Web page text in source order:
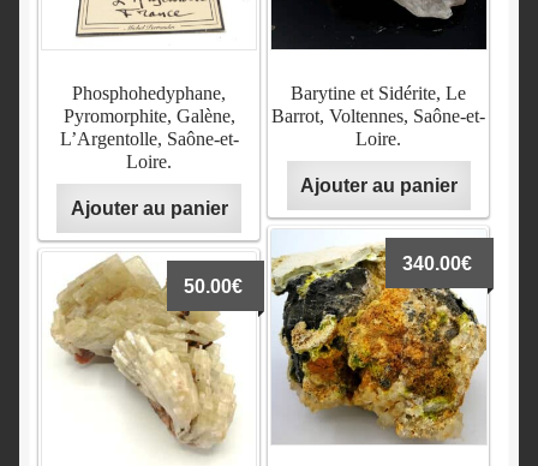
Phosphohedyphane,
Pyromorphite, Galène,
L’Argentolle, Saône-et-
Loire.
Ajouter au panier
Barytine et Sidérite, Le
Barrot, Voltennes, Saône-et-
Loire.
Ajouter au panier
340.00€
50.00€